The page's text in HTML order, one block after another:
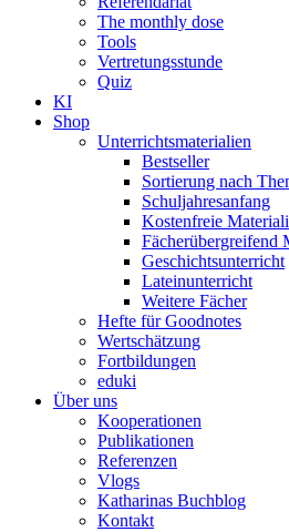
The monthly dose
Tools
Vertretungsstunde
Quiz
KI
Shop
Unterrichtsmaterialien
Bestseller
Sortierung nach
Schuljahresanfang
Kostenfreie
Fächerübergreifend
Geschichtsunterricht
Lateinunterricht
Weitere Fächer
Hefte für Goodnotes
Wertschätzung
Fortbildungen
eduki
Über uns
Kooperationen
Publikationen
Referenzen
Vlogs
Katharinas Buchblog
Kontakt